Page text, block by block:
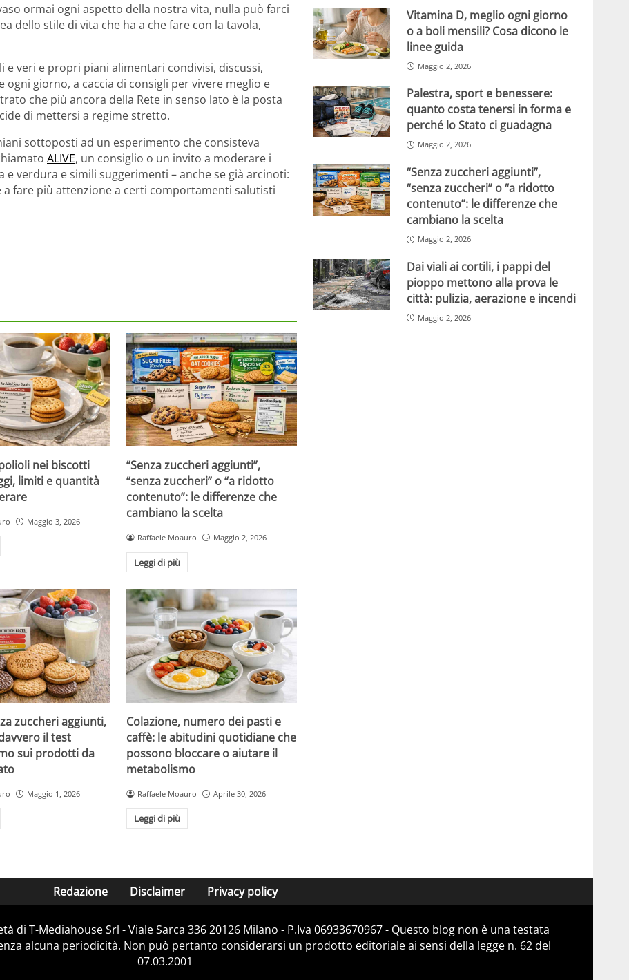
ormai ogni aspetto della nostra vita, nulla può farci
dello stile di vita che ha a che fare con la tavola,
e veri e propri piani alimentari condivisi, discussi,
giorno, a caccia di consigli per vivere meglio e
che più ancora della Rete in senso lato è la posta
di mettersi a regime stretto.
sottoposti ad un esperimento che consisteva
ALIVE, un consiglio o un invito a moderare i
verdura e simili suggerimenti – anche se già arcinoti:
fare più attenzione a certi comportamenti salutisti
nei biscotti
limiti e quantità
Maggio 3, 2026
“Senza zuccheri aggiunti”,
“senza zuccheri” o “a ridotto
contenuto”: le differenze che
cambiano la scelta
Raffaele Moauro Maggio 2, 2026
Leggi di più
zuccheri aggiunti,
il test
sui prodotti da
Maggio 1, 2026
Colazione, numero dei pasti e
caffè: le abitudini quotidiane che
possono bloccare o aiutare il
metabolismo
Raffaele Moauro Aprile 30, 2026
Leggi di più
Vitamina D, meglio ogni giorno
o a boli mensili? Cosa dicono le
linee guida
Maggio 2, 2026
Palestra, sport e benessere:
quanto costa tenersi in forma e
perché lo Stato ci guadagna
Maggio 2, 2026
“Senza zuccheri aggiunti”,
“senza zuccheri” o “a ridotto
contenuto”: le differenze che
cambiano la scelta
Maggio 2, 2026
Dai viali ai cortili, i pappi del
pioppo mettono alla prova le
città: pulizia, aerazione e incendi
Maggio 2, 2026
Redazione Disclaimer Privacy policy
di T-Mediahouse Srl - Viale Sarca 336 20126 Milano - P.Iva 06933670967 - Questo blog non è una testata
alcuna periodicità. Non può pertanto considerarsi un prodotto editoriale ai sensi della legge n. 62 del
07.03.2001